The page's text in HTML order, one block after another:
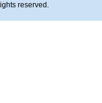
reserved.